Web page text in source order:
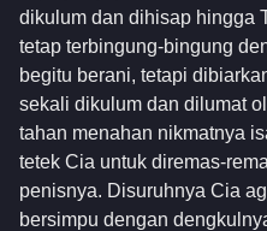
dikulum dan dihisap hingga
tetap terbingung-bingung
begitu berani, tetapi
sekali dikulum dan dilumat
tahan menahan nikmatnya
tetek Cia untuk diremas-
penisnya. Disuruhnya Cia
bersimpu dengan